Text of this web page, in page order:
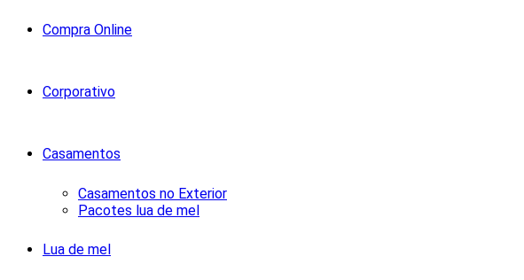
Compra Online
Corporativo
Casamentos
Casamentos no Exterior
Pacotes lua de mel
Lua de mel